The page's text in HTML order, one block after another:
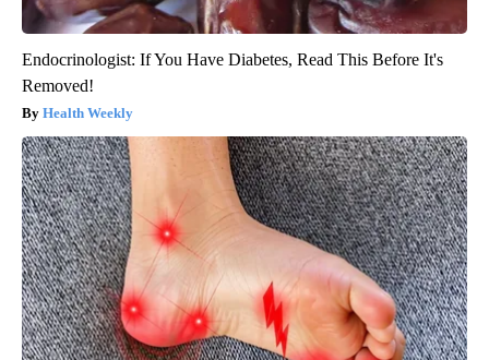
Endocrinologist: If You Have Diabetes, Read This Before It's
Removed!
Health Weekly